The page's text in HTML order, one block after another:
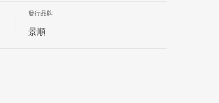
發行品牌
景順